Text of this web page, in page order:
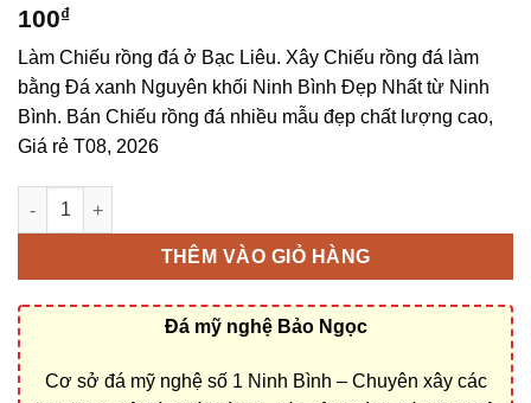
100₫
Làm Chiếu rồng đá ở Bạc Liêu. Xây Chiếu rồng đá làm
bằng Đá xanh Nguyên khối Ninh Bình Đẹp Nhất từ Ninh
Bình. Bán Chiếu rồng đá nhiều mẫu đẹp chất lượng cao,
Giá rẻ T08, 2026
Chiếu rồng nhà thờ họ ở Bạc Liêu bằng Đá xanh Nguyên
THÊM VÀO GIỎ HÀNG
Đá mỹ nghệ Bảo Ngọc
Cơ sở đá mỹ nghệ số 1 Ninh Bình – Chuyên xây các